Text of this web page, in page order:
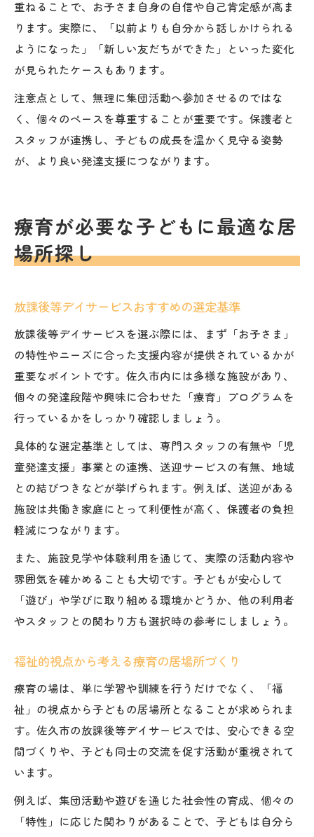
重ねることで、お子さま自身の自信や自己肯定感が高ま
ります。実際に、「以前よりも自分から話しかけられる
ようになった」「新しい友だちができた」といった変化
が見られたケースもあります。
注意点として、無理に集団活動へ参加させるのではな
く、個々のペースを尊重することが重要です。保護者と
スタッフが連携し、子どもの成長を温かく見守る姿勢
が、より良い発達支援につながります。
療育が必要な子どもに最適な居
場所探し
放課後等デイサービスおすすめの選定基準
放課後等デイサービスを選ぶ際には、まず「お子さま」
の特性やニーズに合った支援内容が提供されているかが
重要なポイントです。佐久市内には多様な施設があり、
個々の発達段階や興味に合わせた「療育」プログラムを
行っているかをしっかり確認しましょう。
具体的な選定基準としては、専門スタッフの有無や「児
童発達支援」事業との連携、送迎サービスの有無、地域
との結びつきなどが挙げられます。例えば、送迎がある
施設は共働き家庭にとって利便性が高く、保護者の負担
軽減につながります。
また、施設見学や体験利用を通じて、実際の活動内容や
雰囲気を確かめることも大切です。子どもが安心して
「遊び」や学びに取り組める環境かどうか、他の利用者
やスタッフとの関わり方も選択時の参考にしましょう。
福祉的視点から考える療育の居場所づくり
療育の場は、単に学習や訓練を行うだけでなく、「福
祉」の視点から子どもの居場所となることが求められま
す。佐久市の放課後等デイサービスでは、安心できる空
間づくりや、子ども同士の交流を促す活動が重視されて
います。
例えば、集団活動や遊びを通じた社会性の育成、個々の
「特性」に応じた関わりがあることで、子どもは自分ら